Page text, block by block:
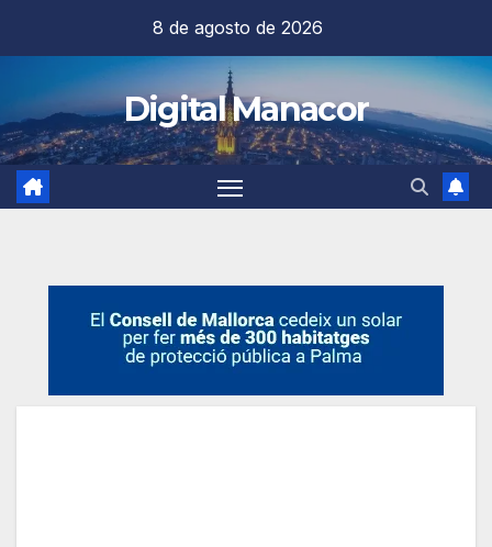
contenido
8 de agosto de 2026
Digital Manacor